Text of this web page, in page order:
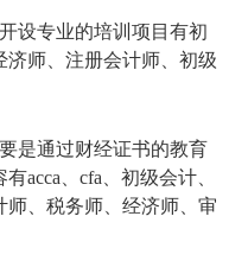
设专业的培训项目有初
师、注册会计师、初级
是通过财经证书的教育
acca、cfa、初级会计、
师、税务师、经济师、审